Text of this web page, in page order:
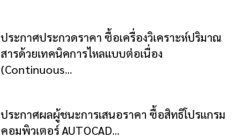
ประกาศประกวดราคา ซื้อเครื่องวิเคราะห์ปริมาณ
สารด้วยเทคนิคการไหลแบบต่อเนื่อง
(Continuous...
ประกาศผลผู้ชนะการเสนอราคา ซื้อสิทธิโปรแกรม
คอมพิวเตอร์ AUTOCAD...